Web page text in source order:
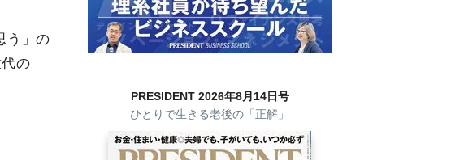
う」の
の
PRESIDENT 2026年8月14日号
ひとりで生きる老後の「正解」